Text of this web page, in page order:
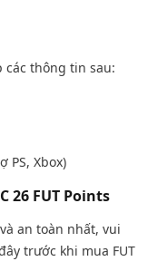
thông tin sau:
PS, Xbox)
26 FUT Points
an toàn nhất, vui
trước khi mua FUT